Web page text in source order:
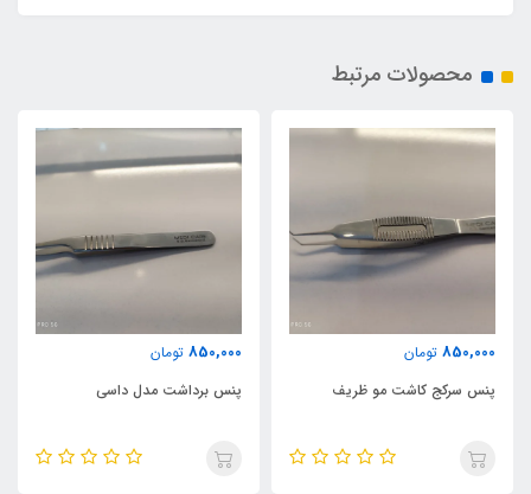
محصولات مرتبط
850,000 تومان
پنس سرکج کاشت مو ظریف
850,000 تومان
پنس برداشت مدل داسی